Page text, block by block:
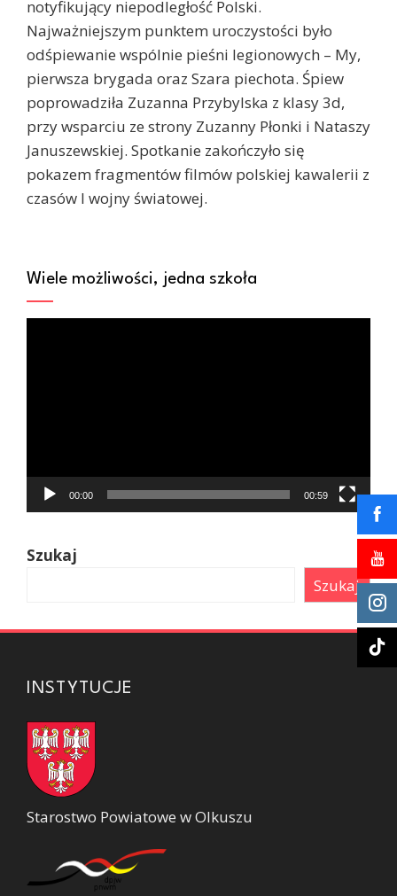
notyfikujący niepodległość Polski.
Najważniejszym punktem uroczystości było
odśpiewanie wspólnie pieśni legionowych – My,
pierwsza brygada oraz Szara piechota. Śpiew
poprowadziła Zuzanna Przybylska z klasy 3d,
przy wsparciu ze strony Zuzanny Płonki i Nataszy
Januszewskiej. Spotkanie zakończyło się
pokazem fragmentów filmów polskiej kawalerii z
czasów I wojny światowej.
Wiele możliwości, jedna szkoła
00:00 00:59
Szukaj
Szukaj
INSTYTUCJE
Starostwo Powiatowe w Olkuszu